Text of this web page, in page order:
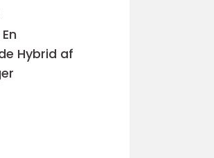
Hybrid af